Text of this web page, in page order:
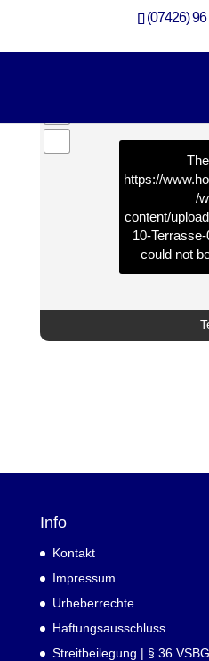
(07426)
https://
/
content/
10-
could not
Info
Kontakt
Impressum
Urheberrechte
Haftungsausschluss
Streitbeilegung | § 36 VSBG